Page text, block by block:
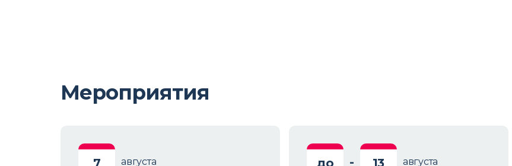
Мероприятия
7 августа до - 13 августа